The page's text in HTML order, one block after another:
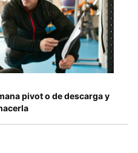
pivot o de descarga y